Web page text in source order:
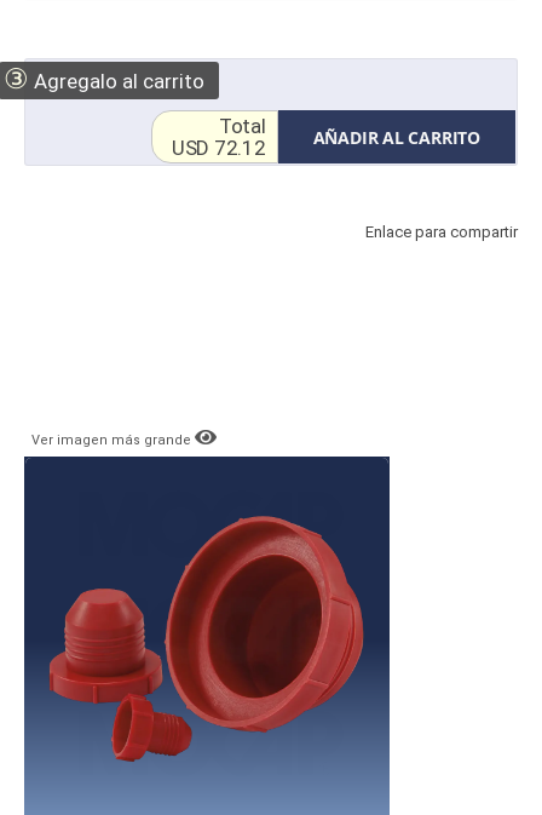
③ Agregalo al carrito
AÑADIR AL CARRITO
Total
USD 72.12
Enlace para compartir
Ver imagen más grande